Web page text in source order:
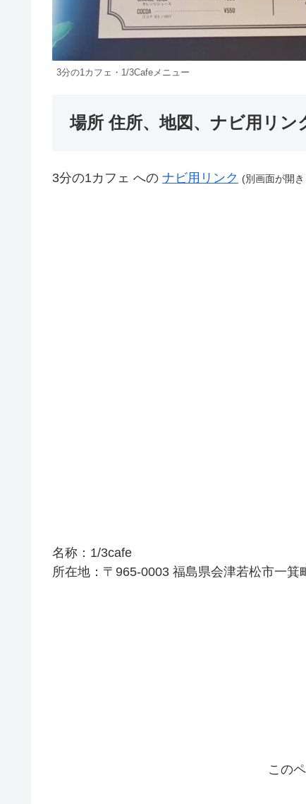
3分の1カフェ・1/3Cafeメニュー
場所 住所、地図、ナビ用リン
3分の1カフェ への ナビ用リンク (別画面が開
名称：1/3cafe
所在地：〒965-0003 福島県会津若松市一箕
この